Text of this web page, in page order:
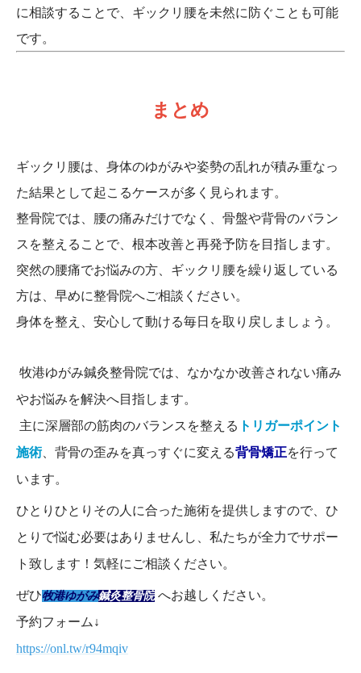
に相談することで、ギックリ腰を未然に防ぐことも可能
です。
まとめ
ギックリ腰は、身体のゆがみや姿勢の乱れが積み重なっ
た結果として起こるケースが多く見られます。
整骨院では、腰の痛みだけでなく、骨盤や背骨のバラン
スを整えることで、根本改善と再発予防を目指します。
突然の腰痛でお悩みの方、ギックリ腰を繰り返している
方は、早めに整骨院へご相談ください。
身体を整え、安心して動ける毎日を取り戻しましょう。
牧港ゆがみ鍼灸整骨院では、なかなか改善されない痛み
やお悩みを解決へ目指します。
主に深層部の筋肉のバランスを整える トリガーポイント
施術、背骨の歪みを真っすぐに変える背骨矯正を行って
います。
ひとりひとりその人に合った施術を提供しますので、ひ
とりで悩む必要はありませんし、私たちが全力でサポー
ト致します！気軽にご相談ください。
ぜひ牧港ゆがみ鍼灸整骨院 へお越しください。
予約フォーム↓
https://onl.tw/r94mqiv